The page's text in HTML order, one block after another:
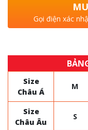
Gọi điện xác
Size
Châu Á
M
Size
Châu Âu
S